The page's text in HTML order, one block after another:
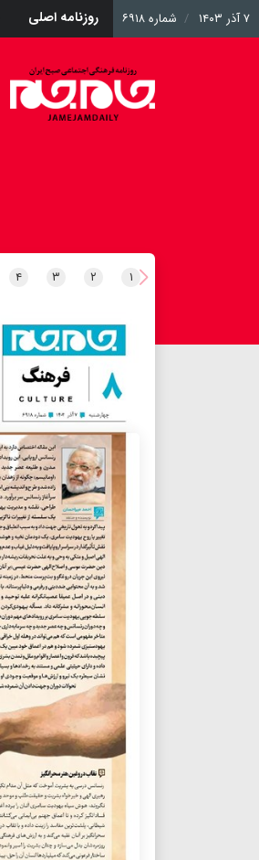
۷ آذر ۱۴۰۳ شماره ۶۹۱۸ روزنامه اصلی
۱ ۲ ۳ ۴